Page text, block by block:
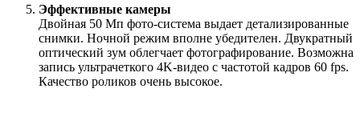
Эффективные камеры
Двойная 50 Мп фото-система выдает детализированные
снимки. Ночной режим вполне убедителен. Двукратный
оптический зум облегчает фотографирование. Возможна
запись ультрачеткого 4K-видео с частотой кадров 60 fps.
Качество роликов очень высокое.